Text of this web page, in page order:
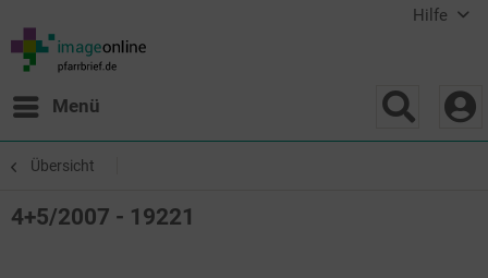
Hilfe
Menü
Übersicht
4+5/2007 - 19221